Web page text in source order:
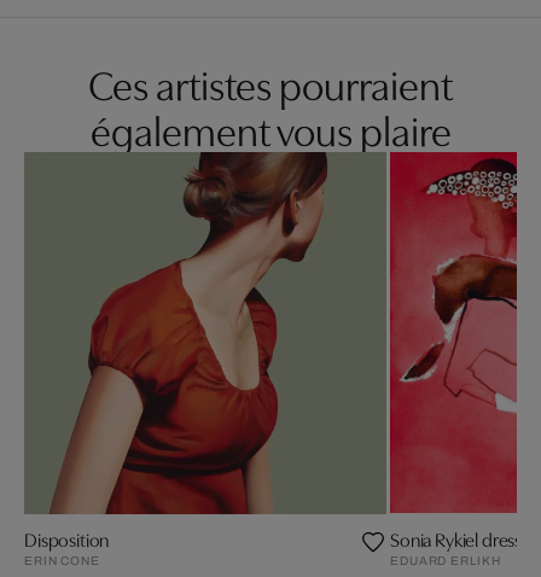
Ces artistes pourraient
également vous plaire
Disposition
ERIN CONE
Sonia Rykiel dress
EDUARD ERLIKH